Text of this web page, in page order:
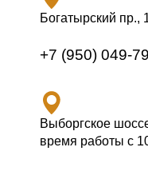
Богатырский пр.,
+7 (950) 049-
Выборгское
время работы с